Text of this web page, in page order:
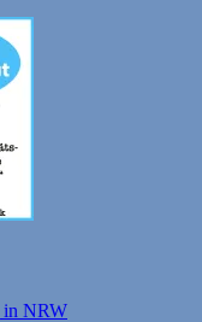
in NRW